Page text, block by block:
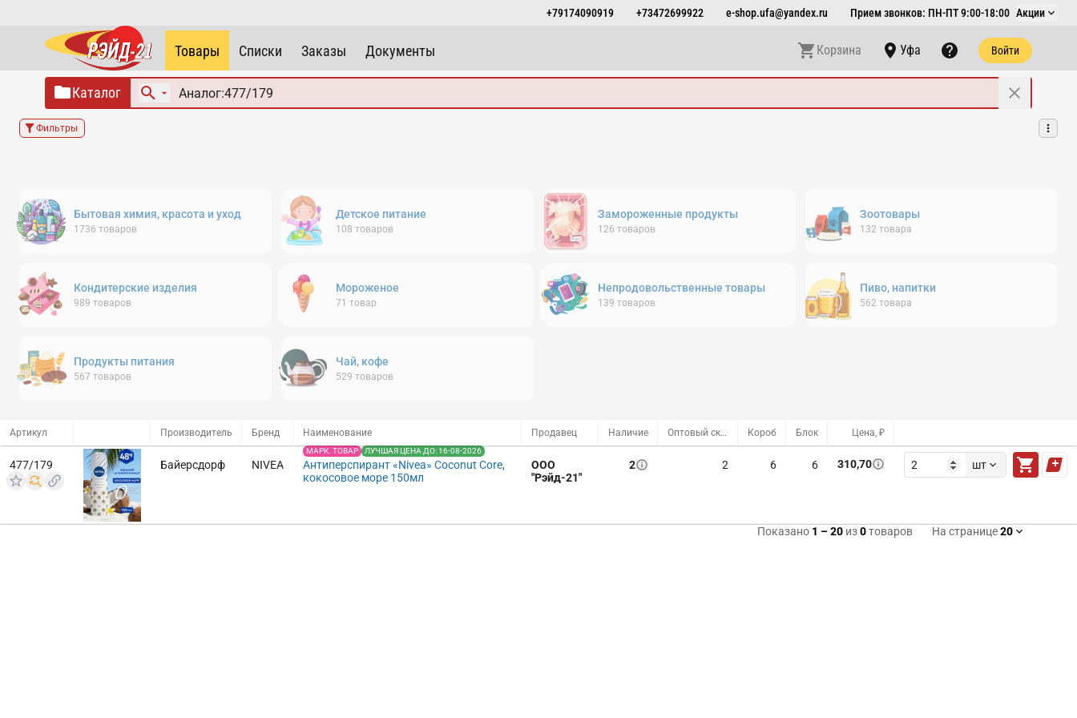
+79174090919 +73472699922 e-shop.ufa@yandex.ru Прием звонков: ПН-ПТ 9:00-18:00 Акции
Товары Списки Заказы Документы Корзина Уфа Войти
Каталог
Фильтры
Бытовая химия, красота и уход
1736 товаров
Детское питание
108 товаров
Замороженные продукты
126 товаров
Зоотовары
132 товара
Кондитерские изделия
989 товаров
Мороженое
71 товар
Непродовольственные товары
139 товаров
Пиво, напитки
562 товара
Продукты питания
567 товаров
Чай, кофе
529 товаров
Артикул Производитель Бренд Наименование Продавец Наличие Оптовый склад Короб Блок Цена, ₽
477/179 Байерсдорф NIVEA
МАРК. ТОВАР ЛУЧШАЯ ЦЕНА ДО: 16-08-2026
Антиперспирант «Nivea» Coconut Core,
кокосовое море 150мл
ООО
"Рэйд-21"
2 2 6 6 310,70 шт
Показано 1 –20 из0товаров На странице20